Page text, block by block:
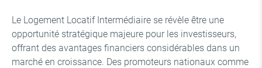
Le Logement Locatif Intermédiaire se révèle être une
opportunité stratégique majeure pour les investisseurs,
offrant des avantages financiers considérables dans un
marché en croissance. Des promoteurs nationaux comme